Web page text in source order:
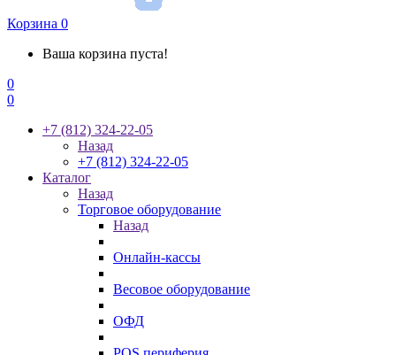
Корзина 0
Ваша корзина пуста!
0
0
+7 (812) 324-22-05
Назад
+7 (812) 324-22-05
Каталог
Назад
Торговое оборудование
Назад
Онлайн-кассы
Весовое оборудование
ОФД